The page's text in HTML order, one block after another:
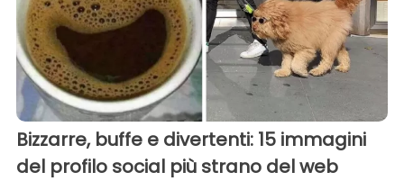
Bizzarre, buffe e divertenti: 15 immagini
del profilo social più strano del web